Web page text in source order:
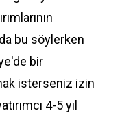
bu söylerken
bir
isterseniz izin
4-5 yıl